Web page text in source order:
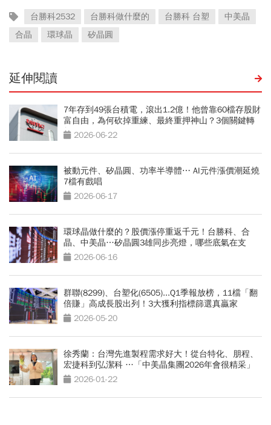
台勝科2532 台勝科做什麼的 台勝科 台塑
中美晶
合晶
環球晶 矽晶圓
延伸閱讀
7年存到49張台積電，滾出1.2億！他曾靠60檔存股財
富自由，為何砍掉重練、最終重押神山？3個關鍵轉
折 2026-06-22
被動元件、矽晶圓、功率半導體⋯ AI元件漲價潮延燒
7檔有戲唱
2026-06-17
環球晶做什麼的？股價漲停重返千元！台勝科、合
晶、中美晶…矽晶圓3雄同步亮燈，哪些底氣在支
撐？2026-06-16
群聯(8299)、台塑化(6505)...Q1季報放榜，11檔「翻
倍賺」高成長股出列！3大獲利指標篩選真贏家
2026-05-20
徐秀蘭：台灣先進製程需求好大！從台特化、朋程、
宏捷科到弘潔科 …「中美晶集團2026年會很精采」
2026-01-22